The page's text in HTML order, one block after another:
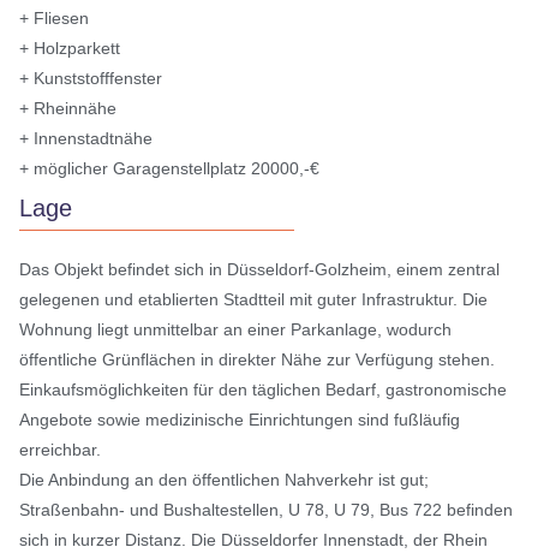
+ Fliesen
+ Holzparkett
+ Kunststofffenster
+ Rheinnähe
+ Innenstadtnähe
+ möglicher Garagenstellplatz 20000,-€
Lage
Das Objekt befindet sich in Düsseldorf-Golzheim, einem zentral
gelegenen und etablierten Stadtteil mit guter Infrastruktur. Die
Wohnung liegt unmittelbar an einer Parkanlage, wodurch
öffentliche Grünflächen in direkter Nähe zur Verfügung stehen.
Einkaufsmöglichkeiten für den täglichen Bedarf, gastronomische
Angebote sowie medizinische Einrichtungen sind fußläufig
erreichbar.
Die Anbindung an den öffentlichen Nahverkehr ist gut;
Straßenbahn- und Bushaltestellen, U 78, U 79, Bus 722 befinden
sich in kurzer Distanz. Die Düsseldorfer Innenstadt, der Rhein